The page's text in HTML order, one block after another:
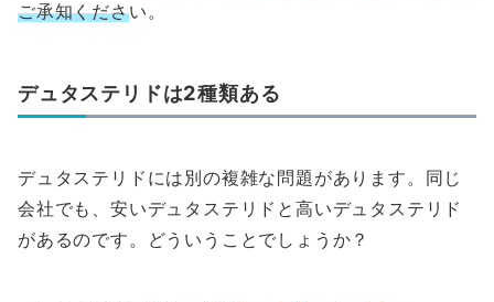
ご承知ください。
デュタステリドは2種類ある
デュタステリドには別の複雑な問題があります。同じ
会社でも、安いデュタステリドと高いデュタステリド
があるのです。どういうことでしょうか？